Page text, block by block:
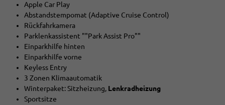
Apple Car Play
Abstandstempomat (Adaptive Cruise Control)
Rückfahrkamera
Parklenkassistent ""Park Assist Pro""
Einparkhilfe hinten
Einparkhilfe vorne
Keyless Entry
3 Zonen Klimaautomatik
Winterpaket: Sitzheizung, Lenkradheizung
Sportsitze